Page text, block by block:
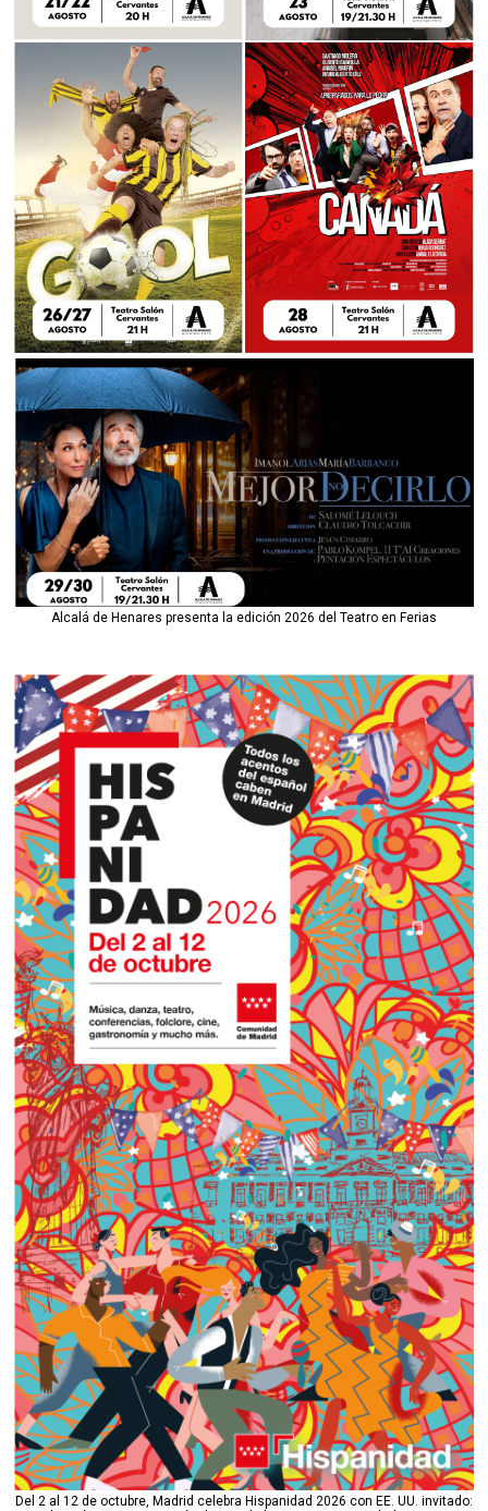
Alcalá de Henares presenta la edición 2026 del Teatro en Ferias
Del 2 al 12 de octubre, Madrid celebra Hispanidad 2026 con EE. UU. invitado: